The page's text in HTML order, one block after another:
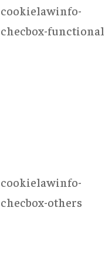
cookielawinfo-
checbox-functional
cookielawinfo-
checbox-others